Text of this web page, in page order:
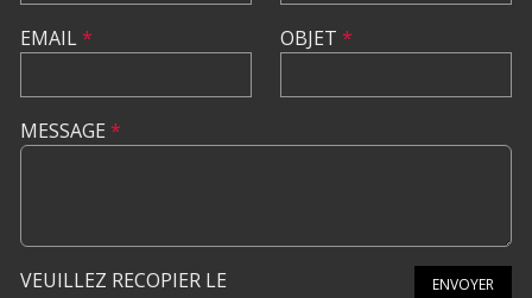
EMAIL* OBJET *
MESSAGE *
VEUILLEZ RECOPIER LE
ENVOYER